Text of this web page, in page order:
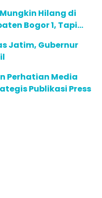
Hilang di
Bogor 1, Tapi…
Jatim, Gubernur
Perhatian Media
Publikasi Press